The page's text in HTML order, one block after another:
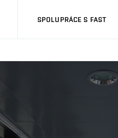
SPOLUPRÁCE S FAST